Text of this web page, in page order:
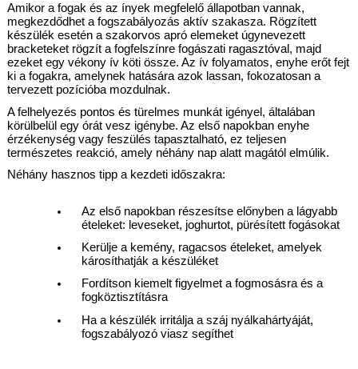
Amikor a fogak és az ínyek megfelelő állapotban vannak,
megkezdődhet a fogszabályozás aktív szakasza. Rögzített
készülék esetén a szakorvos apró elemeket úgynevezett
bracketeket rögzít a fogfelszínre fogászati ragasztóval, majd
ezeket egy vékony ív köti össze. Az ív folyamatos, enyhe erőt fejt
ki a fogakra, amelynek hatására azok lassan, fokozatosan a
tervezett pozícióba mozdulnak.
A felhelyezés pontos és türelmes munkát igényel, általában
körülbelül egy órát vesz igénybe. Az első napokban enyhe
érzékenység vagy feszülés tapasztalható, ez teljesen
természetes reakció, amely néhány nap alatt magától elmúlik.
Néhány hasznos tipp a kezdeti időszakra:
Az első napokban részesítse előnyben a lágyabb
ételeket: leveseket, joghurtot, pürésített fogásokat
Kerülje a kemény, ragacsos ételeket, amelyek
károsíthatják a készüléket
Fordítson kiemelt figyelmet a fogmosásra és a
fogköztisztításra
Ha a készülék irritálja a száj nyálkahártyáját,
fogszabályozó viasz segíthet